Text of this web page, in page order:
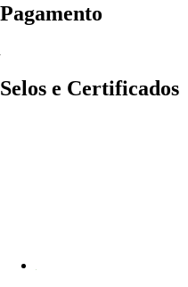
Pagamento
Selos e Certificados